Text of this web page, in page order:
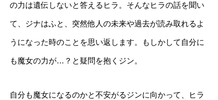
の力は遺伝しないと答えるヒラ。そんなヒラの話を聞い
て、ジナはふと、突然他人の未来や過去が読み取れるよ
うになった時のことを思い返します。もしかして自分に
も魔女の力が…？と疑問を抱くジン。
自分も魔女になるのかと不安がるジンに向かって、ヒラ